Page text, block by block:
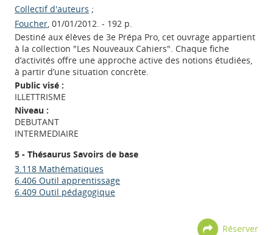
Collectif d'auteurs ;
Foucher, 01/01/2012. - 192 p.
Destiné aux élèves de 3e Prépa Pro, cet ouvrage appartient
à la collection "Les Nouveaux Cahiers". Chaque fiche
d’activités offre une approche active des notions étudiées,
à partir d’une situation concrète.
Public visé :
ILLETTRISME
Niveau :
DEBUTANT
INTERMEDIAIRE
5 - Thésaurus Savoirs de base
3.118 Mathématiques
6.406 Outil apprentissage
6.409 Outil pédagogique
Réserver